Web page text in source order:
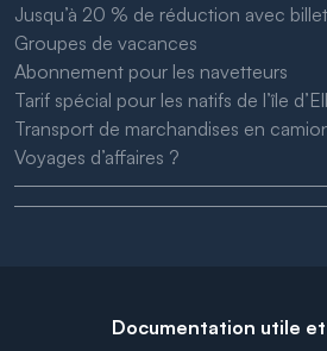
Jusqu’à 20 % de réduction avec
Groupes de vacances
Abonnement pour les navetteurs
Tarif spécial pour les natifs de l’île
Transport de marchandises en
Voyages d’affaires ?
Documentation utile